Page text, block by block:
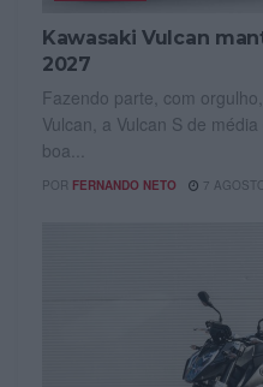
Kawasaki Vulcan
2027
Fazendo parte, com
Vulcan, a Vulcan S de
boa...
POR FERNANDO NETO 7